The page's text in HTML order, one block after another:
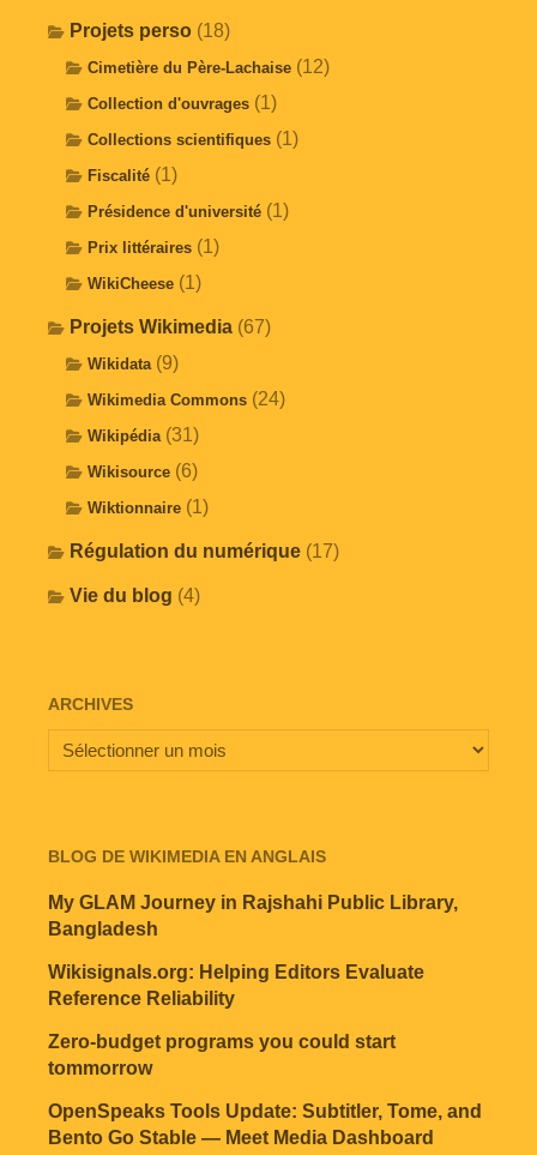
Projets perso (18)
Cimetière du Père-Lachaise (12)
Collection d'ouvrages (1)
Collections scientifiques (1)
Fiscalité (1)
Présidence d'université (1)
Prix littéraires (1)
WikiCheese (1)
Projets Wikimedia (67)
Wikidata (9)
Wikimedia Commons (24)
Wikipédia (31)
Wikisource (6)
Wiktionnaire (1)
Régulation du numérique (17)
Vie du blog (4)
ARCHIVES
BLOG DE WIKIMEDIA EN ANGLAIS
My GLAM Journey in Rajshahi Public Library,
Bangladesh
Wikisignals.org: Helping Editors Evaluate
Reference Reliability
Zero-budget programs you could start
tommorrow
OpenSpeaks Tools Update: Subtitler, Tome, and
Bento Go Stable — Meet Media Dashboard